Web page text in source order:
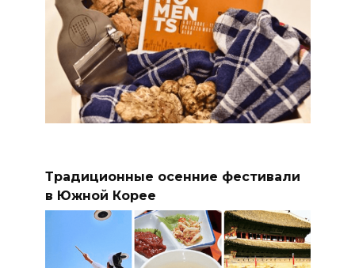
Традиционные осенние фестивали
в Южной Корее